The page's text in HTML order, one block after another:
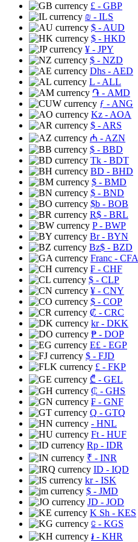
£ - GBP
₪ - ILS
$ - AUD
$ - HKD
¥ - JPY
$ - NZD
Dhs - AED
L - ALL
֏ - AMD
ƒ - ANG
Kz - AOA
$ - ARS
₼ - AZN
$ - BBD
Tk - BDT
BD - BHD
$ - BMD
$ - BND
$b - BOB
R$ - BRL
P- BWP
Br- BYN
Bz$ - BZD
Franc - CFA
₣ - CHF
$ - CLP
¥ - CNY
$ - COP
₡ - CRC
kr- DKK
₱ - DOP
E£ - EGP
$ - FJD
£ - FKP
₾ - GEL
₵ - GHS
₣ - GNF
Q - GTQ
- HNL
Ft - HUF
Rp - IDR
₹ - INR
ID - IQD
kr- ISK
$ - JMD
JD - JOD
K Sh - KES
⃀ - KGS
៛ - KHR